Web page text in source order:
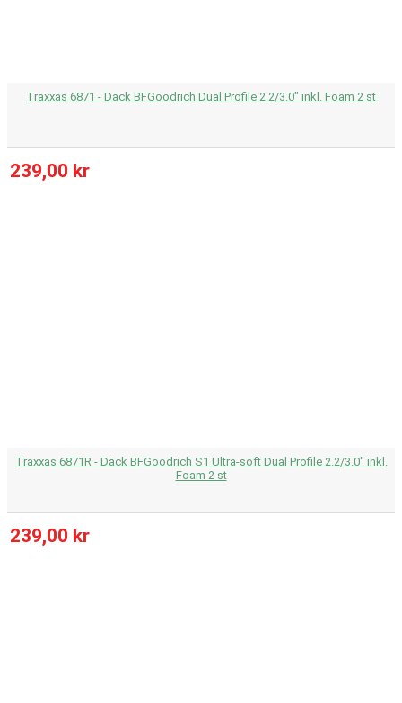
Traxxas 6871 - Däck BFGoodrich Dual Profile 2.2/3.0" inkl. Foam 2 st
239,00 kr
Traxxas 6871R - Däck BFGoodrich S1 Ultra-soft Dual Profile 2.2/3.0" inkl.
Foam 2 st
239,00 kr